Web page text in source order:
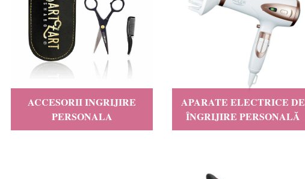
ACCESORII INGRIJIRE
PERSONALA
APARATE ELECTRICE DE
ÎNGRIJIRE PERSONALĂ